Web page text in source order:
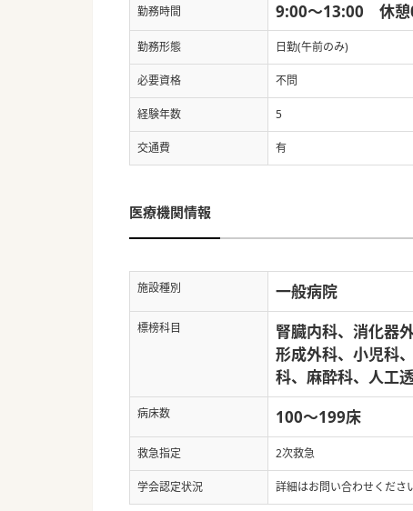
勤務時間 9:00～13:00 休憩
勤務形態 日勤(午前のみ)
必要資格 不問
経験年数 5
交通費 有
医療機関情報
施設種別 一般病院
標榜科目
腎臓内科、消化器
形成外科、小児科
科、麻酔科、人工
病床数 100～199床
救急指定 2次救急
学会認定状況 詳細はお問い合わせくださ